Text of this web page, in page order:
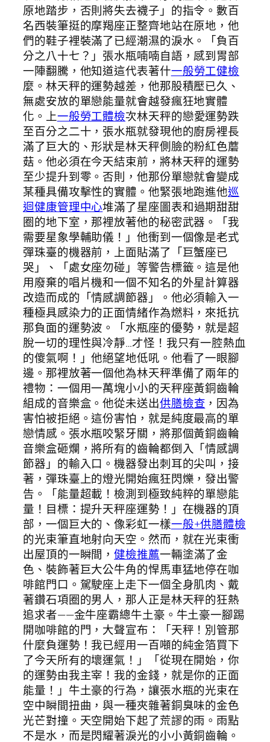
原地踏步，否則將失去襪子」的指令。數百
名西裝筆挺的摩羯座正整齊地站在原地，他
們的鞋子裡裝滿了已經潮濕的淚水。「負百
分之八十七？」張水瓶喃喃自語，感到胃部
一陣翻騰，他知道這代表著什一般勞工健檢
麼。林天秤的運勢越差，他那股積壓已久、
無處安放的單戀能量就會越發瘋狂地實體
化。上一般勞工體檢次林天秤的戀愛運勢跌
至百分之二十，張水瓶就發現他的廚房裡長
滿了巨大的、形狀是林天秤側臉的粉紅色蘑
菇。他必須在今天結束前，將林天秤的運勢
至少提升到零。否則，他那份單戀就會變成
某種具備攻擊性的實體。他緊張地跑進他巡
迴健康管理中心堆滿了星座圖表和過期甜甜
圈的地下室，那裡放著他的秘密武器。「我
需要星象學輔助儀！」他衝到一個像是老式
彈珠臺的機器前，上面貼滿了「巨蟹座已
哭」、「處女座勿碰」等警告標籤。這是他
用廢棄的唱片機和一個不知名的外星計算器
改造而成的「情感調節器」。他必須輸入一
種極具感染力的正面情緒作為燃料，來抵抗
那負面的運勢波。「水瓶座的優勢，就是超
脫一切的理性與冷靜…才怪！我只有一腔熱血
的傻氣啊！」他絕望地低吼。他看了一眼腳
邊。那裡放著一個他為林天秤準備了兩年的
禮物：一個用一萬塊小小的天秤座黃銅齒輪
組成的音樂盒。他從未送出供膳檢查 ，因為
害怕被拒絕。這份害怕，就是純度最高的單
戀情感。張水瓶咬緊牙關，將那個黃銅齒輪
音樂盒砸爛，將所有的齒輪都倒入「情感調
節器」的輸入口。機器發出刺耳的尖叫，接
著，彈珠臺上的燈光開始瘋狂閃爍，發出警
告。「能量超載！檢測到極致純粹的單戀能
量！目標：提升天秤座運勢！」在機器的頂
部，一個巨大的、像彩虹一樣一般+供膳體檢
的光束筆直地射向天空。然而，就在光束衝
出屋頂的一瞬間，健檢推薦一輛塗滿了金
色、裝飾著巨大公牛角的悍馬車猛地停在咖
啡館門口。駕駛座上走下一個全身肌肉、戴
著鑽石項圈的男人，那人正是林天秤的狂熱
追求者——金牛座霸總牛土豪。牛土豪一腳踢
開咖啡館的門，大聲宣布：「天秤！別管那
什麼負運勢！我已經用一百噸的純金箔買下
了今天所有的壞運氣！」「從現在開始，你
的運勢由我主宰！我的金錢，就是你的正面
能量！」牛土豪的行為，讓張水瓶的光束在
空中瞬間扭曲，與一種夾雜著銅臭味的金色
光芒對撞。天空開始下起了荒謬的雨。雨點
不是水，而是閃耀著淚光的小小黃銅齒輪。